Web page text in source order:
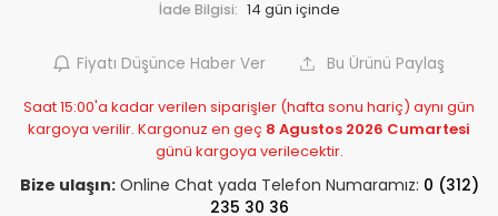
İade Bilgisi:
Fiyatı Düşünce Haber Ver Bu Ürünü Paylaş
Saat 15:00'a kadar verilen siparişler (hafta sonu hariç) aynı gün
kargoya verilir. Kargonuz en geç 8 Agustos 2026 Cumartesi
günü kargoya verilecektir.
Bize ulaşın:Online Chat yada Telefon Numaramız: 0 (312)
235 30 36